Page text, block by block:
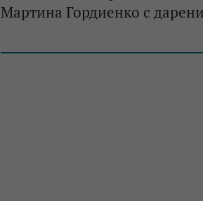
Мартина Гордиенко с